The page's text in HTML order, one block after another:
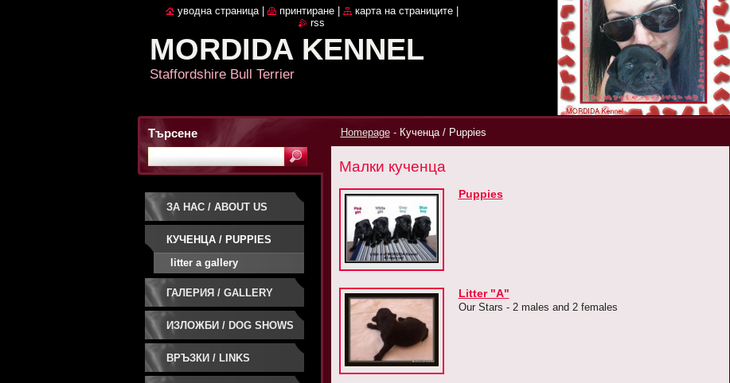
MORDIDA KENNEL
Staffordshire Bull Terrier
Homepage - Кученца / Puppies
Малки кученца
Puppies
Litter "A"
Our Stars - 2 males and 2 females
ЗА НАС / ABOUT US
КУЧЕНЦА / PUPPIES
litter a gallery
ГАЛЕРИЯ / GALLERY
ИЗЛОЖБИ / DOG SHOWS
ВРЪЗКИ / LINKS
Търсене
уводна страница принтиране карта на страниците
rss